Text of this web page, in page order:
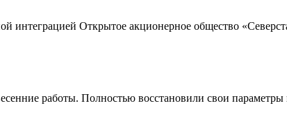
интеграцией Открытое акционерное общество
работы. Полностью восстановили свои параметры